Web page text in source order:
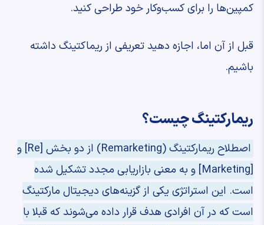
کمپین‌ها را برای کسب‌وکار خود طراحی کنید.
قبل از آن اما، اجازه دهید تعریفی از ریماکتینگ داشته
باشیم.
ریمارکتینگ چیست؟
اصطلاح ریمارکتینگ (Remarketing) از دو بخش [Re] و
[Marketing] و به معنی بازاریابی مجدد تشکیل شده
است. این استراتژی یکی از گزینه‌های دیجیتال مارکتینگ
است که در آن افرادی هدف قرار داده می‌شوند که قبلا با